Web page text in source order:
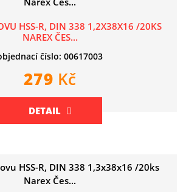
HSS-R, DIN 338 1,2X38X16 /20KS
NAREX ČES...
číslo: 00617003
279 Kč
DETAIL